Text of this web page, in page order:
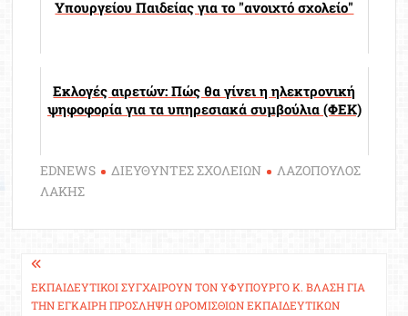
Υπουργείου Παιδείας για το "ανοιχτό σχολείο"
Εκλογές αιρετών: Πώς θα γίνει η ηλεκτρονική
ψηφοφορία για τα υπηρεσιακά συμβούλια (ΦΕΚ)
EDNEWS ΔΙΕΥΘΥΝΤΕΣ ΣΧΟΛΕΙΩΝ
ΛΑΖΟΠΟΥΛΟΣ
ΛΑΚΗΣ
Πλοήγηση
άρθρων
ΕΚΠΑΙΔΕΥΤΙΚΟΊ ΣΥΓΧΑΊΡΟΥΝ ΤΟΝ ΥΦΥΠΟΥΡΓΌ Κ. ΒΛΆΣΗ ΓΙΑ
ΤΗΝ ΈΓΚΑΙΡΗ ΠΡΌΣΛΗΨΗ ΩΡΟΜΊΣΘΙΩΝ ΕΚΠΑΙΔΕΥΤΙΚΏΝ